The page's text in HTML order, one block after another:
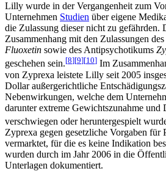
Lilly wurde in der Vergangenheit zum
Unternehmen Studien über eigene
die Zulassung dieser nicht zu gefährden.
Zusammenhang mit den Zulassungen
Fluoxetin sowie des Antipsychotikums
geschehen sein.[8][9][10] Im
von Zyprexa leistete Lilly seit 2005
Dollar außergerichtliche
Nebenwirkungen, welche dem
darunter extreme Gewichtszunahme
verschwiegen oder heruntergespielt
Zyprexa gegen gesetzliche Vorgaben für
vermarktet, für die es keine Indikation
wurden durch im Jahr 2006 in die
Unterlagen dokumentiert.